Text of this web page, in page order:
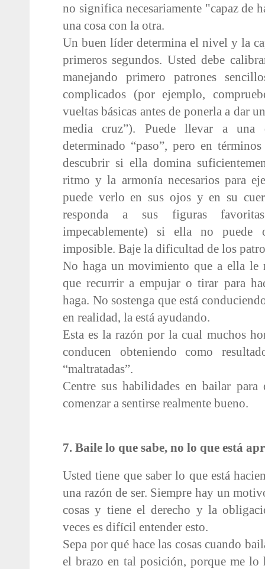
no significa necesariamente "capaz de
una cosa con la otra.
Un buen líder determina el nivel y la
primeros segundos. Usted debe
manejando primero patrones
complicados (por ejemplo,
vueltas básicas antes de ponerla a dar
media cruz”). Puede llevar a una
determinado “paso”, pero en
descubrir si ella domina
ritmo y la armonía necesarios para
puede verlo en sus ojos y en su
responda a sus figuras
impecablemente) si ella no puede
imposible. Baje la dificultad de los
No haga un movimiento que a ella le
que recurrir a empujar o tirar para
haga. No sostenga que está
en realidad, la está ayudando.
Esta es la razón por la cual muchos
conducen obteniendo como
“maltratadas”.
Centre sus habilidades en bailar
comenzar a sentirse realmente bueno.
7. Baile lo que sabe, no lo que está
Usted tiene que saber lo que está
una razón de ser. Siempre hay un
cosas y tiene el derecho y la
veces es difícil entender esto.
Sepa por qué hace las cosas cuando
el brazo en tal posición, porque me lo